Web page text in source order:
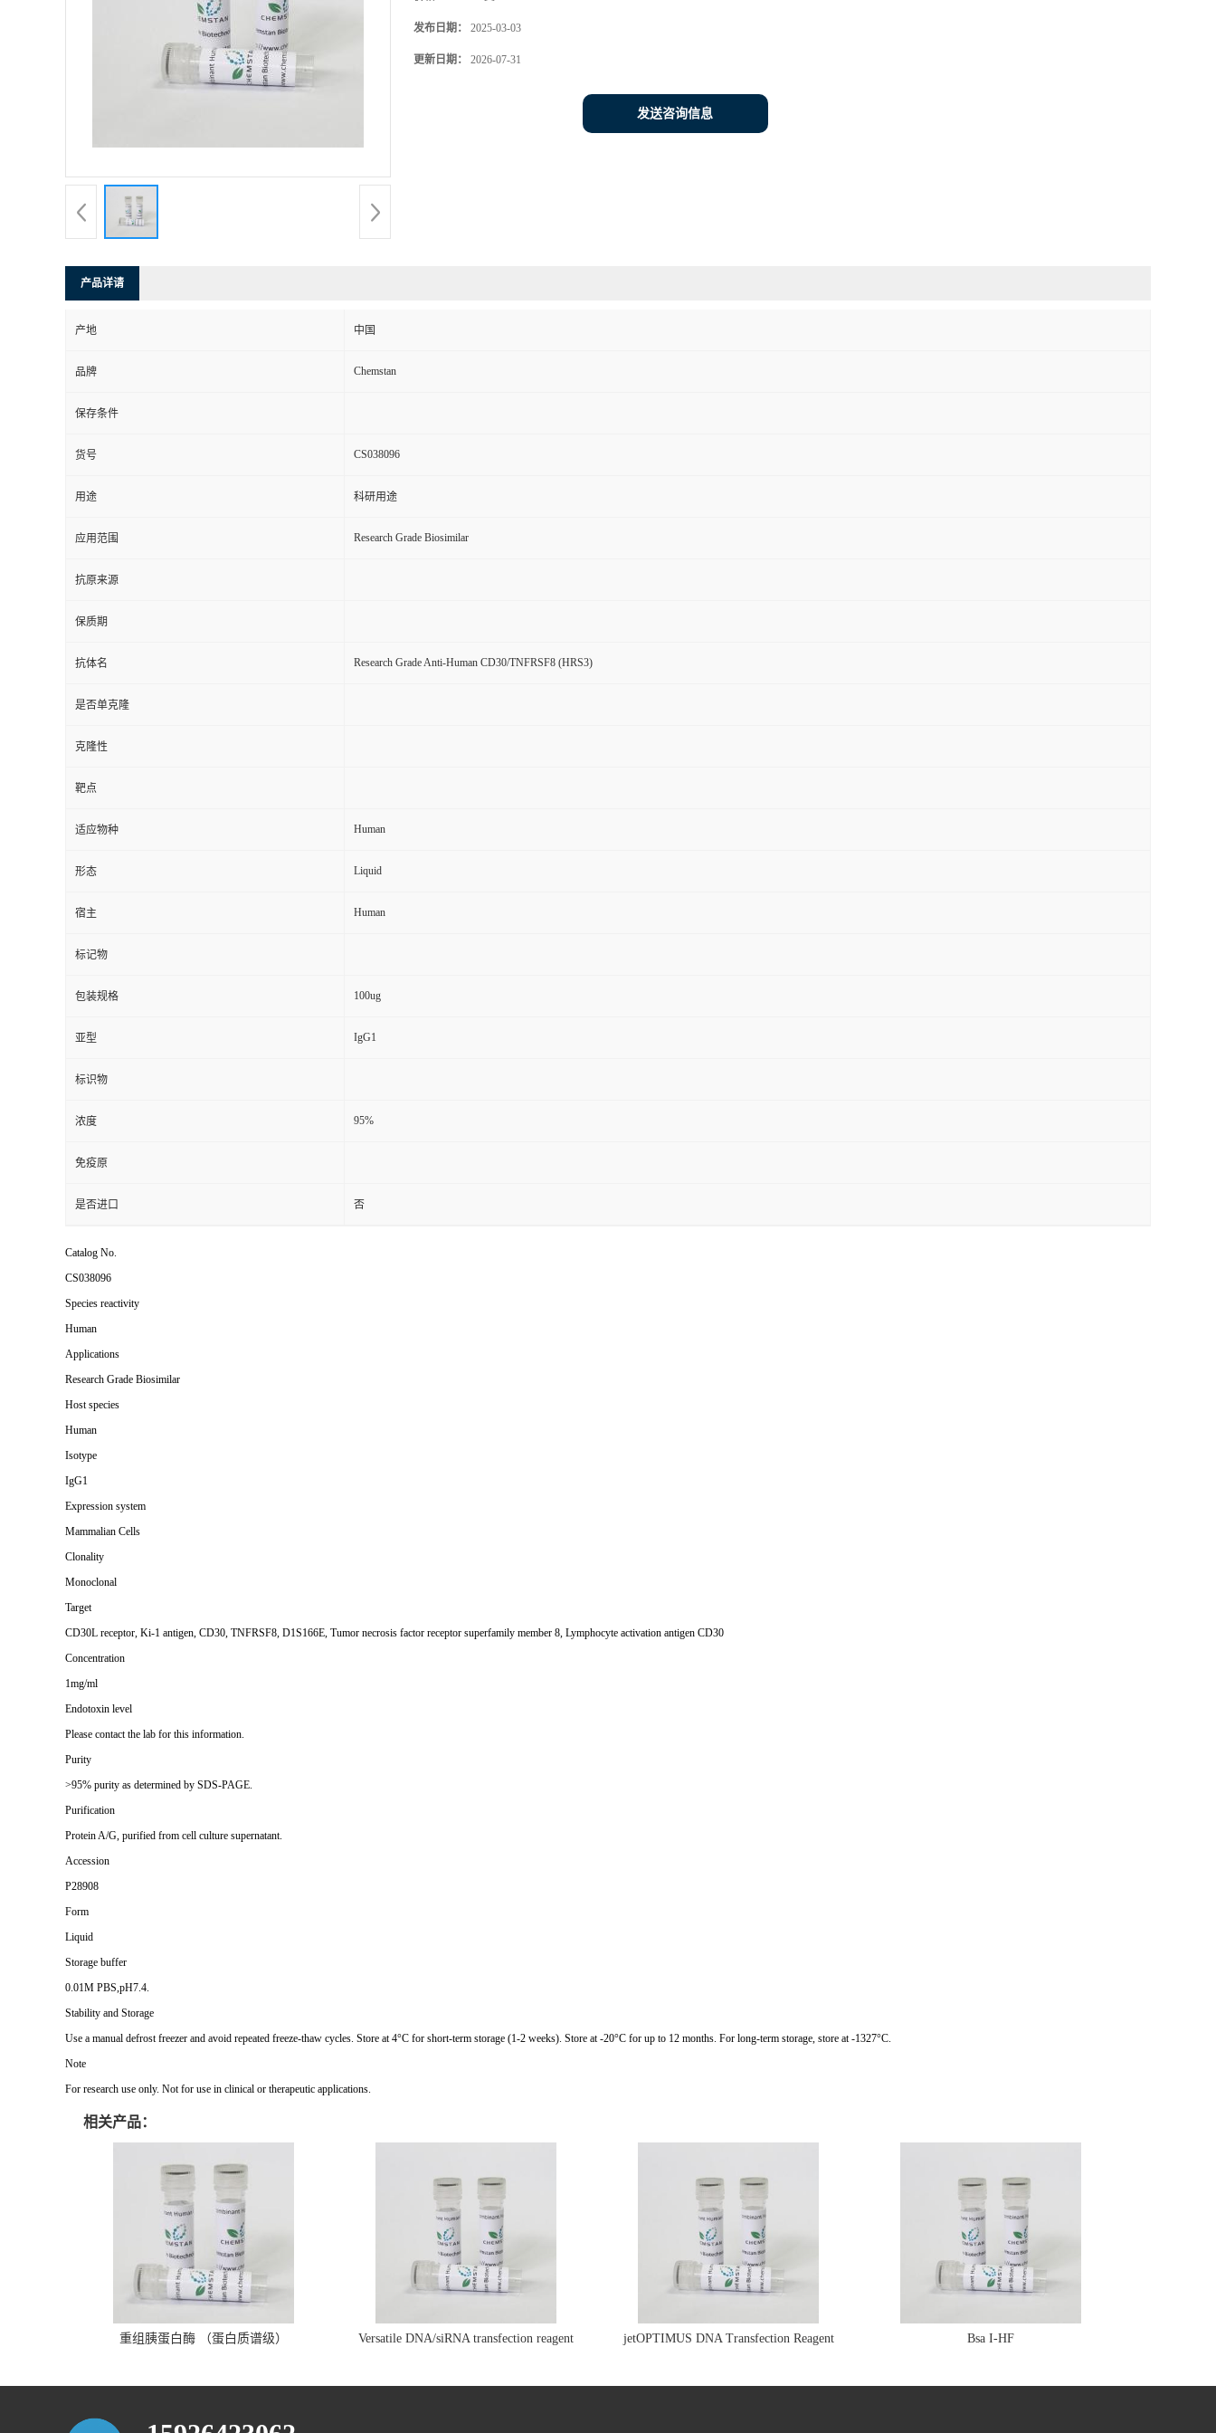
发布日期： 2025-03-03
更新日期： 2026-07-31
发送咨询信息
产品详请
产地 中国
品牌 Chemstan
保存条件
货号 CS038096
用途 科研用途
应用范围 Research Grade Biosimilar
抗原来源
保质期
抗体名 Research Grade Anti-Human CD30/TNFRSF8 (HRS3)
是否单克隆
克隆性
靶点
适应物种 Human
形态 Liquid
宿主 Human
标记物
包装规格 100ug
亚型 IgG1
标识物
浓度 95%
免疫原
是否进口 否
Catalog No.
CS038096
Species reactivity
Human
Applications
Research Grade Biosimilar
Host species
Human
Isotype
IgG1
Expression system
Mammalian Cells
Clonality
Monoclonal
Target
CD30L receptor, Ki-1 antigen, CD30, TNFRSF8, D1S166E, Tumor necrosis factor receptor superfamily member 8, Lymphocyte activation antigen CD30
Concentration
1mg/ml
Endotoxin level
Please contact the lab for this information.
Purity
>95% purity as determined by SDS-PAGE.
Purification
Protein A/G, purified from cell culture supernatant.
Accession
P28908
Form
Liquid
Storage buffer
0.01M PBS,pH7.4.
Stability and Storage
Use a manual defrost freezer and avoid repeated freeze-thaw cycles. Store at 4°C for short-term storage (1-2 weeks). Store at -20°C for up to 12 months. For long-term storage, store at -1327°C.
Note
For research use only. Not for use in clinical or therapeutic applications.
相关产品：
重组胰蛋白酶 （蛋白质谱级）
Versatile DNA/siRNA transfection reagent
jetOPTIMUS DNA Transfection Reagent Bsa I-HF